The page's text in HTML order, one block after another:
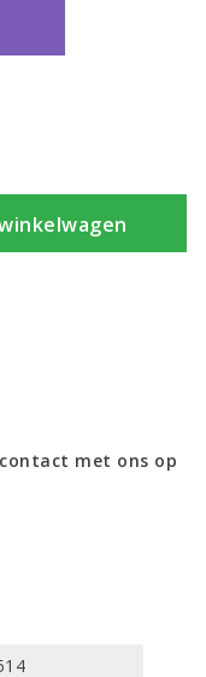
met ons op